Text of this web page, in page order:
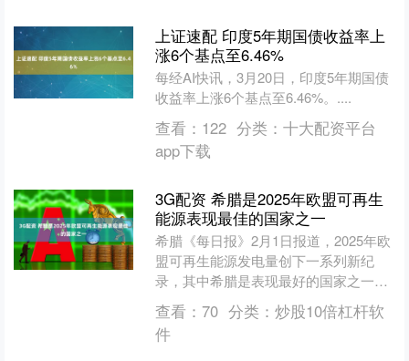
上证速配 印度5年期国债收益率上
涨6个基点至6.46%
每经AI快讯，3月20日，印度5年期国债
收益率上涨6个基点至6.46%。....
查看： 122 分类： 十大配资平台
app下载
3G配资 希腊是2025年欧盟可再生
能源表现最佳的国家之一
希腊《每日报》2月1日报道，2025年欧
盟可再生能源发电量创下一系列新纪
录，其中希腊是表现最好的国家之一。
根据能源智库Ember发布的《2026年欧
洲电力展望》....
查看： 70 分类： 炒股10倍杠杆软
件